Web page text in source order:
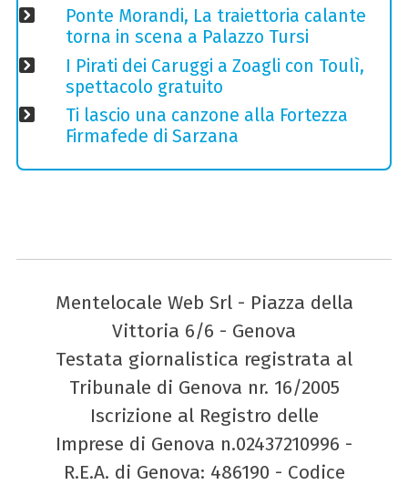
Ponte Morandi, La traiettoria calante
torna in scena a Palazzo Tursi
I Pirati dei Caruggi a Zoagli con Toulì,
spettacolo gratuito
Ti lascio una canzone alla Fortezza
Firmafede di Sarzana
Mentelocale Web Srl - Piazza della
Vittoria 6/6 - Genova
Testata giornalistica registrata al
Tribunale di Genova nr. 16/2005
Iscrizione al Registro delle
Imprese di Genova n.02437210996 -
R.E.A. di Genova: 486190 - Codice